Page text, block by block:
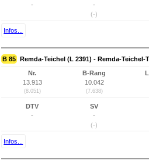
-
-
(-)
Infos...
B 85 Remda-Teichel (L 2391) - Remda-Teichel-
Nr.
13.913
(8.051)
B-Rang
10.042
(7.638)
DTV
-
SV
-
(-)
Infos...